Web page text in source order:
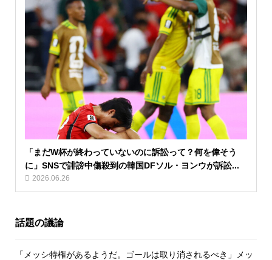
「まだW杯が終わっていないのに訴訟って？何を偉そう
に」SNSで誹謗中傷殺到の韓国DFソル・ヨンウが訴訟...
2026.06.26
話題の議論
「メッシ特権があるようだ。ゴールは取り消されるべき」メッ